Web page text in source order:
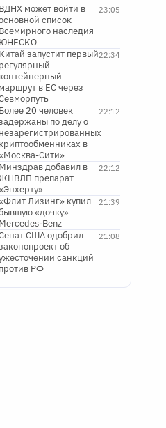
23:05
ВДНХ может войти в
список
Всемирного наследия
ЮНЕСКО
22:34
Китай запустит первый
регулярный
контейнерный
маршрут в ЕС через
22:12
Более 20 человек
по делу о
незарегистрированных
криптообменниках в
Сити»
22:12
Минздрав добавил в
препарат
21:39
Лизинг» купил
«дочку»
Mercedes-Benz
21:08
США одобрил
об
санкций
против РФ